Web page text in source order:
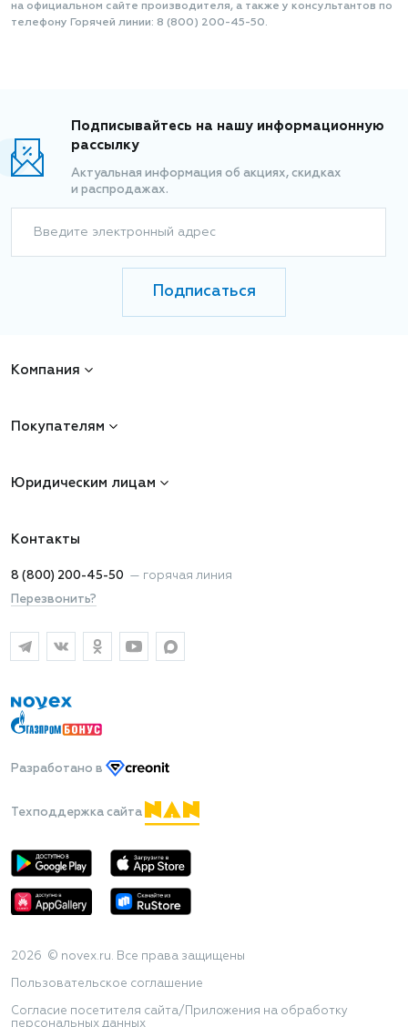
на официальном сайте производителя, а также у консультантов по
телефону Горячей линии: 8 (800) 200-45-50.
Подписывайтесь на нашу информационную
рассылку
Актуальная информация об акциях, скидках
и распродажах.
Введите электронный адрес
Подписаться
Компания
Покупателям
Юридическим лицам
Контакты
8 (800) 200-45-50 — горячая линия
Перезвонить?
Разработано в
Техподдержка сайта
2026 © novex.ru. Все права защищены
Пользовательское соглашение
Согласие посетителя сайта/Приложения на обработку
персональных данных